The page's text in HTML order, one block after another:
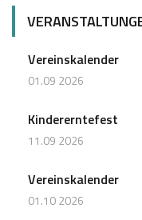
Vereinskalender
01.09 2026
Kindererntefest
11.09 2026
Vereinskalender
01.10 2026